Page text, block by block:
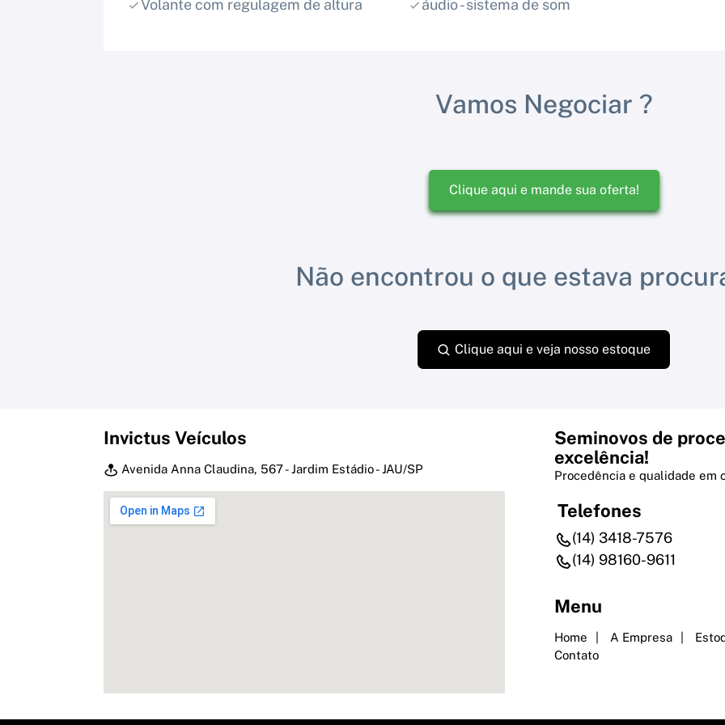
Volante com regulagem de altura áudio - sistema de som
Vamos Negociar ?
Clique aqui e mande sua oferta!
Não encontrou o que estava
Clique aqui e veja nosso estoque
Invictus Veículos
Avenida Anna Claudina, 567 - Jardim Estádio - JAU/SP
Seminovos de
excelência!
Procedência e qualidade em
Telefones
(14) 3418-7576
(14) 98160-9611
Menu
Home A Empresa
Contato